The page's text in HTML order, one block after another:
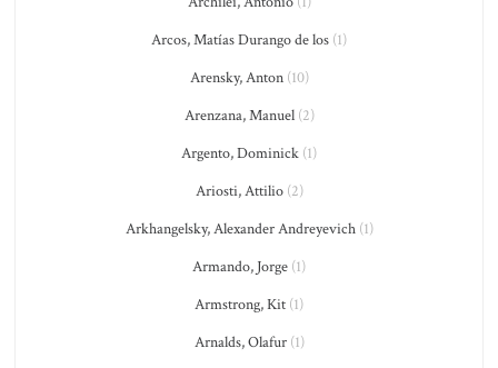
Arcos, Matías Durango de los (1)
Arensky, Anton(10)
Arenzana, Manuel(2)
Argento, Dominick (1)
Ariosti, Attilio(2)
Arkhangelsky, Alexander Andreyevich(1)
Armando, Jorge (1)
Armstrong, Kit (1)
Arnalds, Olafur(1)